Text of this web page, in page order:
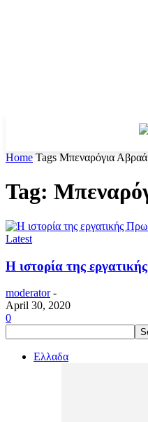
Home Tags Μπεναρόγια
Tag:
Latest
Η ιστορία της
moderator -
April 30, 2020
0
Ελλαδα